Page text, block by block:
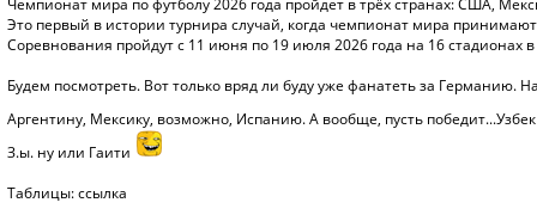
Чемпионат мира по футболу 2026 года пройдет в трёх странах: США,
Это первый в истории турнира случай, когда чемпионат мира принимают
Соревнования пройдут с 11 июня по 19 июля 2026 года на 16 стадионах
Будем посмотреть. Вот только вряд ли буду уже фанатеть за Германию.
Аргентину, Мексику, возможно, Испанию. А вообще, пусть
З.ы. ну или Гаити
Таблицы:ссылка